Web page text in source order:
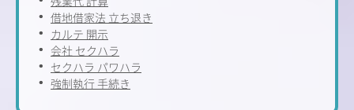
借地借家法 立ち退き
カルテ 開示
会社 セクハラ
セクハラ パワハラ
強制執行 手続き